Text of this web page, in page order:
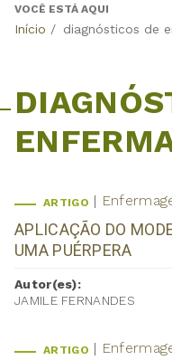
Back
VOCÊ ESTÁ AQUI
Início / diagnósticos de
ARTIGO
APLICAÇÃO DO
UMA PUÉRPERA
Autor(es):
JAMILE FERNANDES
ARTIGO